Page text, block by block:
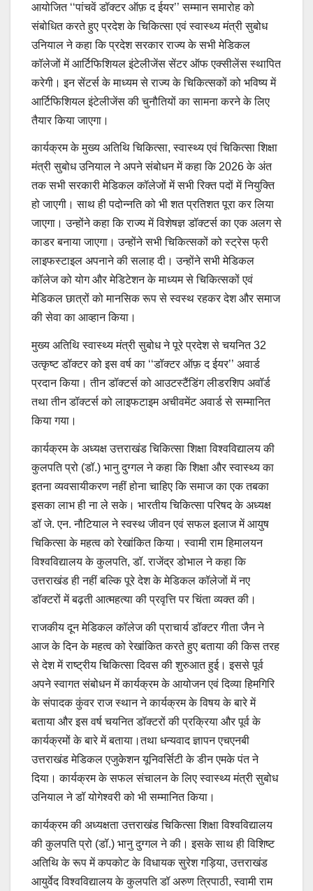
आयोजित ‘‘पांचवें डॉक्टर ऑफ़ द ईयर’’ सम्मान समारोह को
संबोधित करते हुए प्रदेश के चिकित्सा एवं स्वास्थ्य मंत्री सुबोध
उनियाल ने कहा कि प्रदेश सरकार राज्य के सभी मेडिकल
कॉलेजों में आर्टिफिशियल इंटेलीजेंस सेंटर ऑफ एक्सीलेंस स्थापित
करेगी। इन सेंटर्स के माध्यम से राज्य के चिकित्सकों को भविष्य में
आर्टिफिशियल इंटेलीजेंस की चुनौतियों का सामना करने के लिए
तैयार किया जाएगा।
कार्यक्रम के मुख्य अतिथि चिकित्सा, स्वास्थ्य एवं चिकित्सा शिक्षा
मंत्री सुबोध उनियाल ने अपने संबोधन में कहा कि 2026 के अंत
तक सभी सरकारी मेडिकल कॉलेजों में सभी रिक्त पदों में नियुक्ति
हो जाएगी। साथ ही पदोन्नति को भी शत प्रतिशत पूरा कर लिया
जाएगा। उन्होंने कहा कि राज्य में विशेषज्ञ डॉक्टर्स का एक अलग से
काडर बनाया जाएगा। उन्होंने सभी चिकित्सकों को स्ट्रेस फ्री
लाइफस्टाइल अपनाने की सलाह दी। उन्होंने सभी मेडिकल
कॉलेज को योग और मेडिटेशन के माध्यम से चिकित्सकों एवं
मेडिकल छात्रों को मानसिक रूप से स्वस्थ रहकर देश और समाज
की सेवा का आव्हान किया।
मुख्य अतिथि स्वास्थ्य मंत्री सुबोध ने पूरे प्रदेश से चयनित 32
उत्कृष्ट डॉक्टर को इस वर्ष का ‘‘डॉक्टर ऑफ़ द ईयर’’ अवार्ड
प्रदान किया। तीन डॉक्टर्स को आउटस्टैंडिंग लीडरशिप अवॉर्ड
तथा तीन डॉक्टर्स को लाइफटाइम अचीवमेंट अवार्ड से सम्मानित
किया गया।
कार्यक्रम के अध्यक्ष उत्तराखंड चिकित्सा शिक्षा विश्वविद्यालय की
कुलपति प्रो (डॉ.) भानु दुग्गल ने कहा कि शिक्षा और स्वास्थ्य का
इतना व्यवसायीकरण नहीं होना चाहिए कि समाज का एक तबका
इसका लाभ ही ना ले सके। भारतीय चिकित्सा परिषद के अध्यक्ष
डॉ जे. एन. नौटियाल ने स्वस्थ जीवन एवं सफल इलाज में आयुष
चिकित्सा के महत्व को रेखांकित किया। स्वामी राम हिमालयन
विश्वविद्यालय के कुलपति, डॉ. राजेंद्र डोभाल ने कहा कि
उत्तराखंड ही नहीं बल्कि पूरे देश के मेडिकल कॉलेजों में नए
डॉक्टरों में बढ़ती आत्महत्या की प्रवृत्ति पर चिंता व्यक्त की।
राजकीय दून मेडिकल कॉलेज की प्राचार्य डॉक्टर गीता जैन ने
आज के दिन के महत्व को रेखांकित करते हुए बताया की किस तरह
से देश में राष्ट्रीय चिकित्सा दिवस की शुरुआत हुई। इससे पूर्व
अपने स्वागत संबोधन में कार्यक्रम के आयोजन एवं दिव्या हिमगिरि
के संपादक कुंवर राज स्थान ने कार्यक्रम के विषय के बारे में
बताया और इस वर्ष चयनित डॉक्टरों की प्रक्रिया और पूर्व के
कार्यक्रमों के बारे में बताया।तथा धन्यवाद ज्ञापन एचएनबी
उत्तराखंड मेडिकल एजुकेशन यूनिवर्सिटी के डीन एमके पंत ने
दिया। कार्यक्रम के सफल संचालन के लिए स्वास्थ्य मंत्री सुबोध
उनियाल ने डॉ योगेश्वरी को भी सम्मानित किया।
कार्यक्रम की अध्यक्षता उत्तराखंड चिकित्सा शिक्षा विश्वविद्यालय
की कुलपति प्रो (डॉ.) भानु दुग्गल ने की। इसके साथ ही विशिष्ट
अतिथि के रूप में कपकोट के विधायक सुरेश गड़िया, उत्तराखंड
आयुर्वेद विश्वविद्यालय के कुलपति डॉ अरुण त्रिपाठी, स्वामी राम